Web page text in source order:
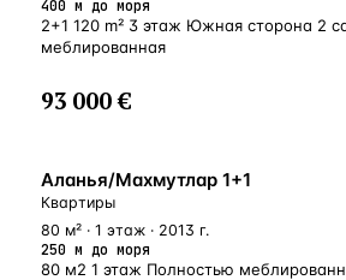
400 м до моря
2+1 120 m² 3 этаж Южная сторона 2
меблированная
93 000 €
У МОРЯ
Аланья/Махмутлар 1+1
Квартиры
80 м² · 1 этаж · 2013 г.
250 м до моря
80 м2 1 этаж Полностью